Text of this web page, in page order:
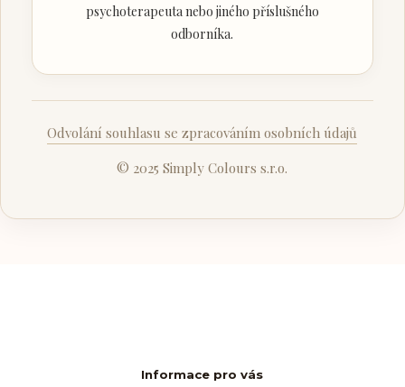
psychoterapeuta nebo jiného příslušného
odborníka.
Odvolání souhlasu se zpracováním osobních údajů
© 2025 Simply Colours s.r.o.
Informace pro vás